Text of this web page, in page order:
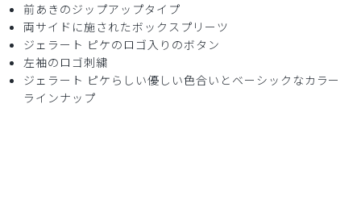
前あきのジップアップタイプ
両サイドに施されたボックスプリーツ
ジェラート ピケのロゴ入りのボタン
左袖のロゴ刺繍
ジェラート ピケらしい優しい色合いとベーシックなカラー
ラインナップ